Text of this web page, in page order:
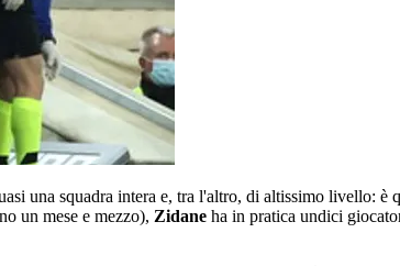
una squadra intera e, tra l'altro, di altissimo livello: è
un mese e mezzo), Zidane ha in pratica undici